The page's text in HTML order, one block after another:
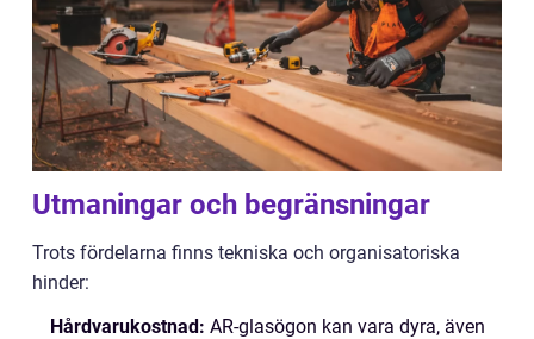
Utmaningar och begränsningar
Trots fördelarna finns tekniska och organisatoriska
hinder:
Hårdvarukostnad: AR-glasögon kan vara dyra, även